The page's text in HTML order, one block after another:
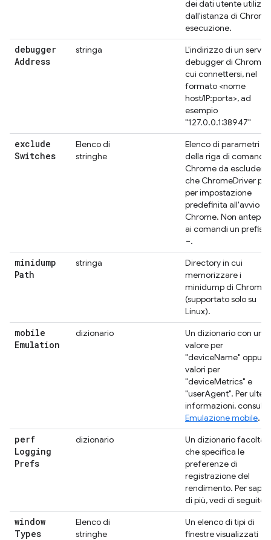
dei dati utente
dall'istanza di
esecuzione.
debugger
Address
stringa
L'indirizzo di un
debugger di Chrome
cui connettersi, nel
formato <nome
host/IP:porta>, ad
esempio
"127.0.0.1:38947"
exclude
Switches
Elenco di
stringhe
Elenco di parametri
della riga di comando
Chrome da escludere
che ChromeDriver
per impostazione
predefinita all'avvio di
Chrome. Non
ai comandi un
-.
minidump
Path
stringa
Directory in cui
memorizzare i
minidump di Chrome.
(supportato solo su
Linux).
mobile
Emulation
dizionario
Un dizionario con un
valore per
"deviceName" oppure
valori per
"deviceMetrics" e
"userAgent". Per
informazioni, consulta
Emulazione mobile.
perf
Logging
Prefs
dizionario
Un dizionario
che specifica le
preferenze di
registrazione del
rendimento. Per
di più, vedi di seguito.
window
Types
Elenco di
stringhe
Un elenco di tipi di
finestre visualizzati